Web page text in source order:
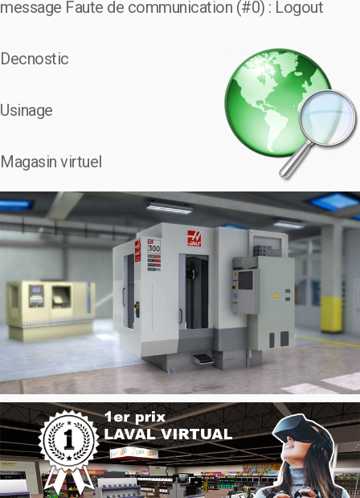
message Faute de communication (#0) : Logout
Decnostic
Usinage
Magasin virtuel